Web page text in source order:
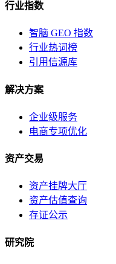
行业指数
智脑 GEO 指数
行业热词榜
引用信源库
解决方案
企业级服务
电商专项优化
资产交易
资产挂牌大厅
资产估值查询
存证公示
研究院